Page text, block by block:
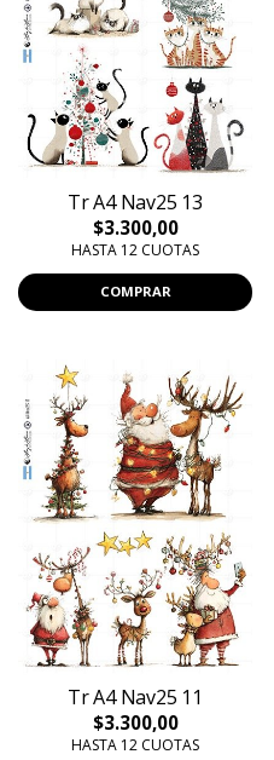
Tr A4 Nav25 13
$3.300,00
HASTA 12 CUOTAS
COMPRAR
Tr A4 Nav25 11
$3.300,00
HASTA 12 CUOTAS